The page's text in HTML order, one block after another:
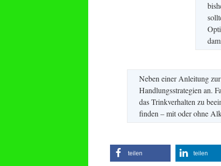
Neben einer Anleitung
Handlungsstrategien an.
das Trinkverhalten zu
finden – mit oder ohne
teilen teilen